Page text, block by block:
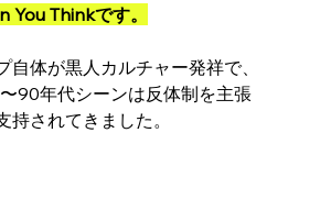
You Thinkです。
自体が黒人カルチャー発祥で、
90年代シーンは反体制を主張
持されてきました。